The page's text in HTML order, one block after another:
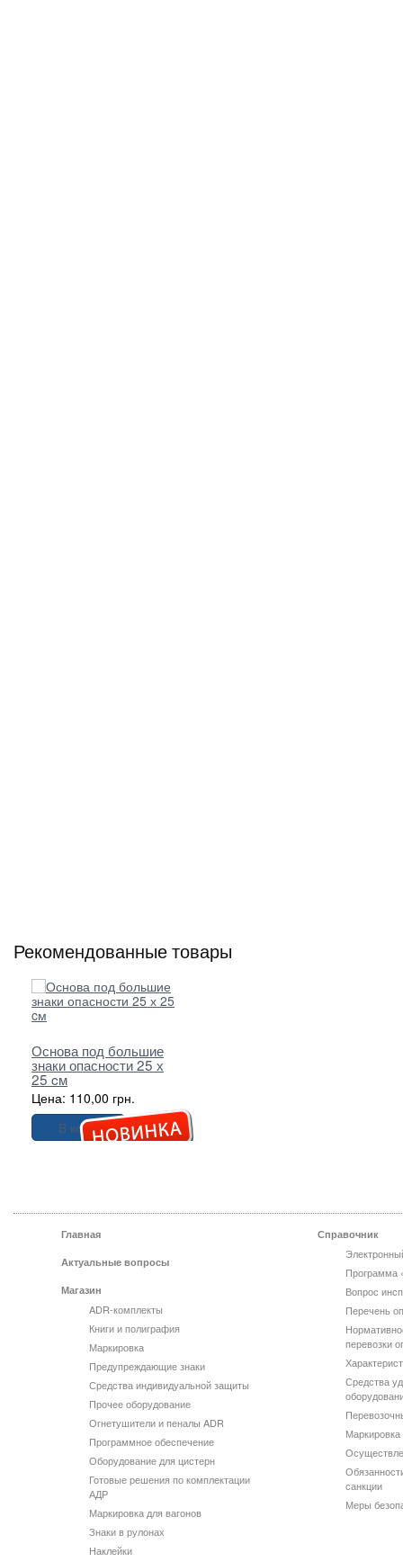
Рекомендованные товары
Основа под большие
знаки опасности 25 х
25 cм
Цена: 110,00 грн.
В корзину
Главная
Актуальные вопросы
Магазин
ADR-комплекты
Книги и полиграфия
Маркировка
Предупреждающие знаки
Средства индивидуальной защиты
Прочее оборудование
Огнетушители и пеналы ADR
Программное обеспечение
Оборудование для цистерн
Готовые решения по комплектации
АДР
Маркировка для вагонов
Знаки в рулонах
Наклейки
Справочник
Программа
Вопрос
Перечень
перевозки
Средства
санкции
Меры